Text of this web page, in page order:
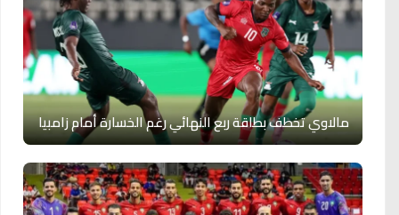
مالاوي تخطف بطاقة ربع النهائي رغم الخسارة أمام زامبيا